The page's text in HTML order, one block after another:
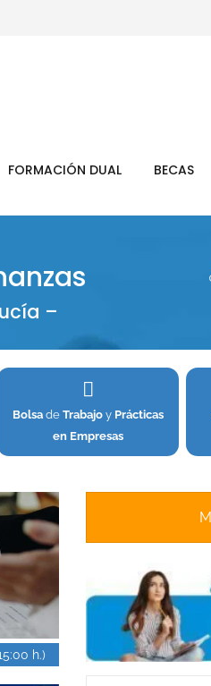
FORMACIÓN DUAL BECAS
–
Bolsa deTrabajo y Prácticas
en Empresas
h.)